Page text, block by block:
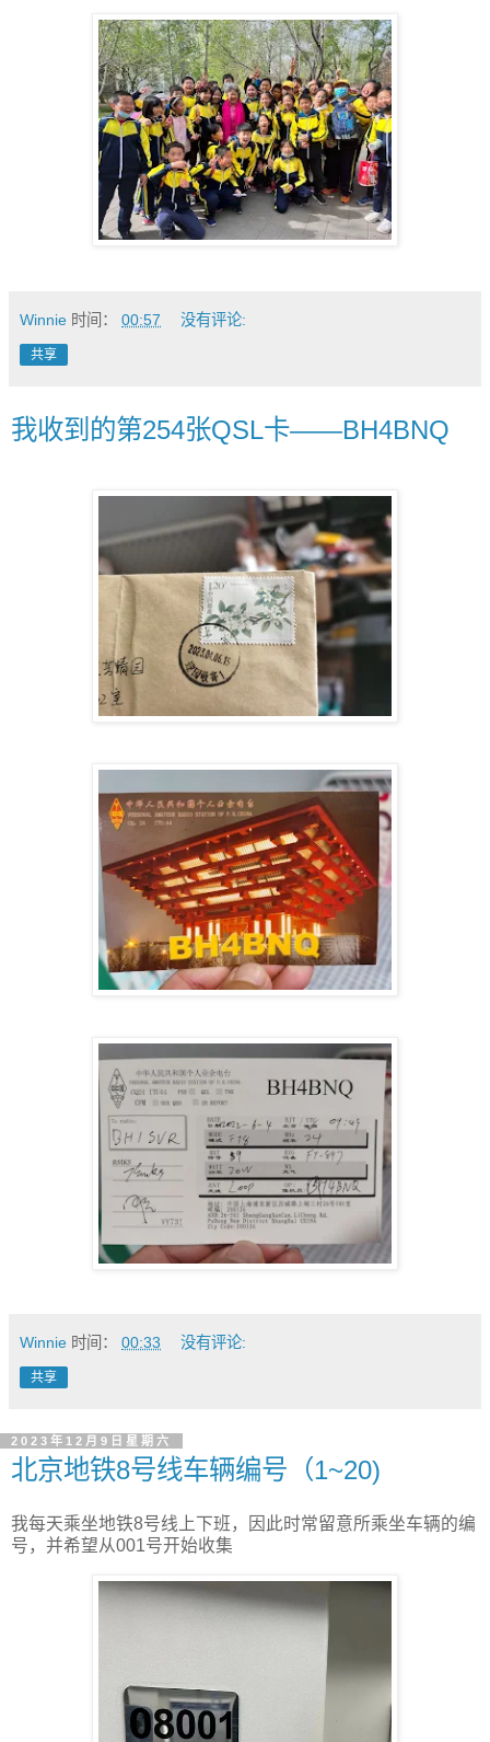
Winnie 时间： 00:57 没有评论:
共享
我收到的第254张QSL卡——BH4BNQ
Winnie 时间： 00:33 没有评论:
共享
2023年12月9日星期六
北京地铁8号线车辆编号（1~20)
我每天乘坐地铁8号线上下班，因此时常留意所乘坐车辆的编
号，并希望从001号开始收集